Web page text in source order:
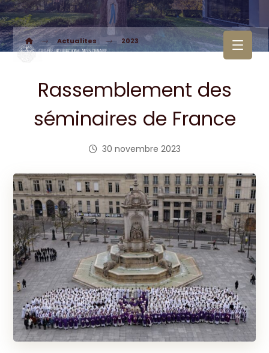
Actualites 2023
Rassemblement des
séminaires de France
30 novembre 2023